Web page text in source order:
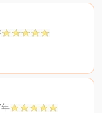
年